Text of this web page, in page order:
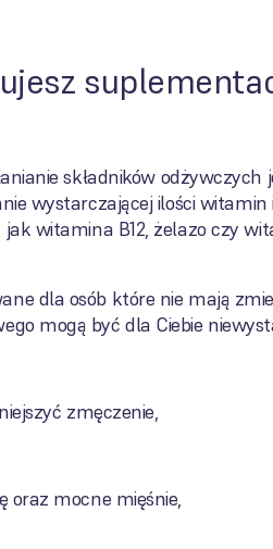
składników odżywczych
wystarczającej ilości witamin
witamina B12, żelazo czy
dla osób które nie mają
mogą być dla Ciebie
zmęczenie,
oraz mocne mięśnie,